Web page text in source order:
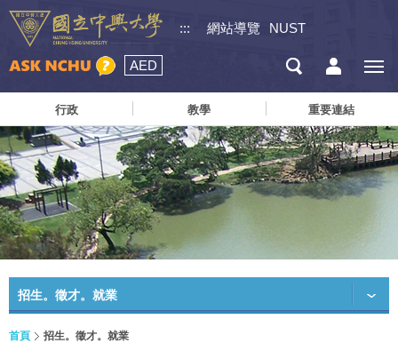
::: 網站導覽 NUST
AED
行政 教學 重要連結
招生。徵才。就業
首頁 招生。徵才。就業